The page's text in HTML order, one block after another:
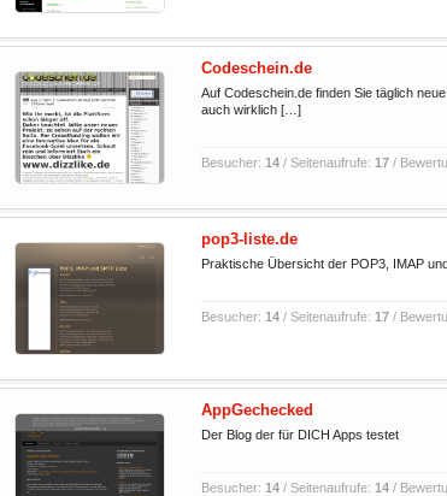
Codeschein.de
Auf Codeschein.de finden Sie täglich
auch wirklich […]
Besucher: 14/ Seitenaufrufe: 17/
pop3-liste.de
Praktische Übersicht der POP3, IMAP
Besucher: 14/ Seitenaufrufe: 17/
AppGechecked
Der Blog der für DICH Apps testet
Besucher: 14/ Seitenaufrufe: 14/